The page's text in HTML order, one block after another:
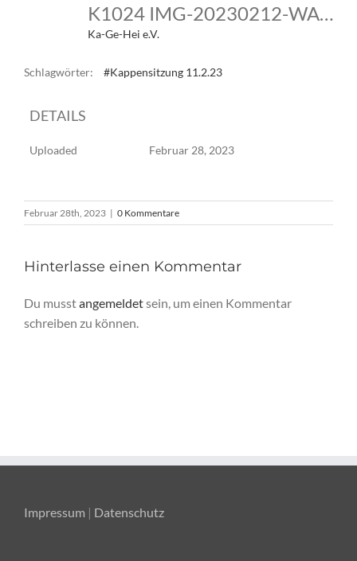
K1024 IMG-20230212-WA0021
Ka-Ge-Hei e.V.
Schlagwörter: #Kappensitzung 11.2.23
DETAILS
Uploaded Februar 28, 2023
Februar 28th, 2023 | 0 Kommentare
Hinterlasse einen Kommentar
Du musstangemeldetsein, um einen Kommentar
schreiben zu können.
Impressum | Datenschutz